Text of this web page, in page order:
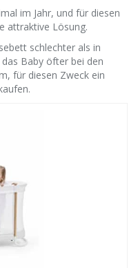
im Jahr, und für diesen
attraktive Lösung.
schlechter als in
Baby öfter bei den
für diesen Zweck ein